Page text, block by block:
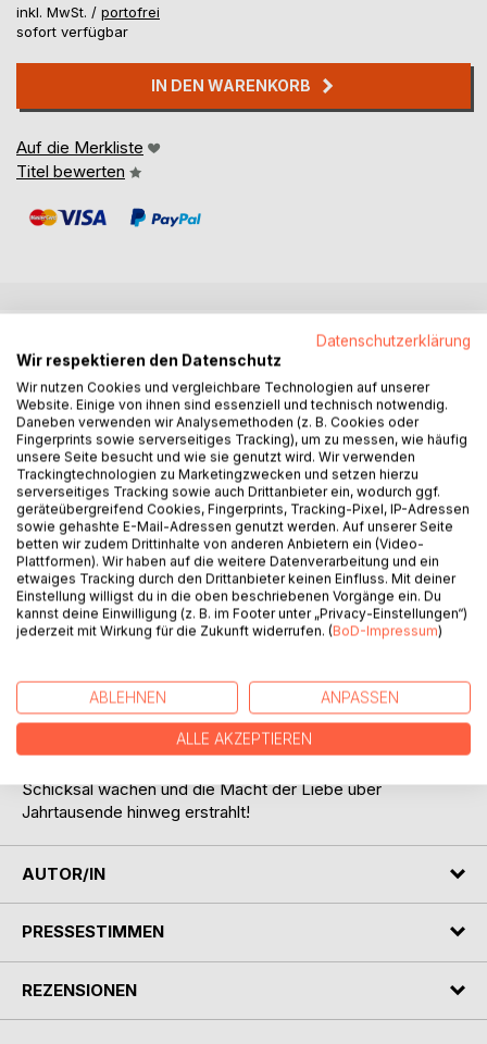
inkl. MwSt. / portofrei
sofort verfügbar
IN DEN WARENKORB
Auf die Merkliste
Titel bewerten
Flavius hat die Grenzen von Raum und Zeit überwunden,
um seine große Liebe Helena wiederzufinden. Verwirrt und
fasziniert zugleich, sieht er sich einer Welt gegenüber, die
er nicht versteht.
Zwischen antiker Ehre und modernen Ansichten, zwischen
vergangener Pracht und heutiger Schnelllebigkeit, müssen
Helena und Flavius Wege finden, um die Kluft der
Jahrtausende zu überbrücken. Als Flavius sich schließlich in
immer weitreichendere Probleme verstrickt, wird es für
Helena Zeit eine Entscheidung zu treffen.
Doch auch in der antiken Welt Roms, in der jede Handlung
sie sich erträumt haben.
Teil 2 der Romantasy-Trilogie, die auf eine mitreißende
Schicksal wachen und die Macht der Liebe über
Jahrtausende hinweg erstrahlt!
AUTOR/IN
PRESSESTIMMEN
REZENSIONEN
Datenschutzerklärung
Wir respektieren den Datenschutz
Wir nutzen Cookies und vergleichbare Technologien auf unserer
Website. Einige von ihnen sind essenziell und technisch notwendig.
Daneben verwenden wir Analysemethoden (z. B. Cookies oder
Fingerprints sowie serverseitiges Tracking), um zu messen, wie häufig
unsere Seite besucht und wie sie genutzt wird. Wir verwenden
Trackingtechnologien zu Marketingzwecken und setzen hierzu
serverseitiges Tracking sowie auch Drittanbieter ein, wodurch ggf.
geräteübergreifend Cookies, Fingerprints, Tracking-Pixel, IP-Adressen
sowie gehashte E-Mail-Adressen genutzt werden. Auf unserer Seite
betten wir zudem Drittinhalte von anderen Anbietern ein (Video-
Plattformen). Wir haben auf die weitere Datenverarbeitung und ein
etwaiges Tracking durch den Drittanbieter keinen Einfluss. Mit deiner
Einstellung willigst du in die oben beschriebenen Vorgänge ein. Du
kannst deine Einwilligung (z. B. im Footer unter „Privacy-Einstellungen“)
jederzeit mit Wirkung für die Zukunft widerrufen. (BoD-Impressum)
ABLEHNEN ANPASSEN
ALLE AKZEPTIEREN